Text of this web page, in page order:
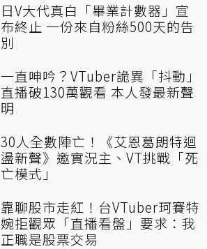
日V大代真白「畢業計數器」宣
布終止 一份來自粉絲500天的告
別
一直呻吟？VTuber詭異「抖動」
直播破130萬觀看 本人發最新聲
明
30人全數陣亡！《艾恩葛朗特迴
盪新聲》邀實況主、VT挑戰「死
亡模式」
靠聊股市走紅！台VTuber珂賽特
婉拒觀眾「直播看盤」要求：我
正職是股票交易